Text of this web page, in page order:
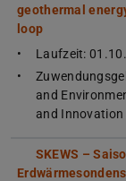
geothermal
loop
Laufzeit:
and
and
SKEWS –